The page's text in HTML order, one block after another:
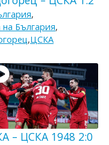
,
на България,
,ЦСКА
– ЦСКА 1948 2:0